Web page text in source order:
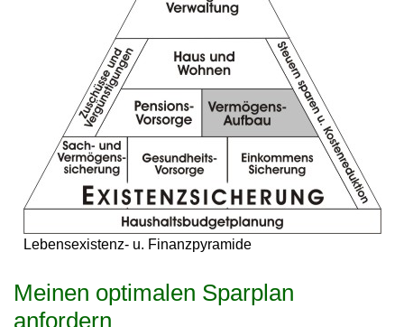
Lebensexistenz- u. Finanzpyramide
Meinen optimalen Sparplan
anfordern